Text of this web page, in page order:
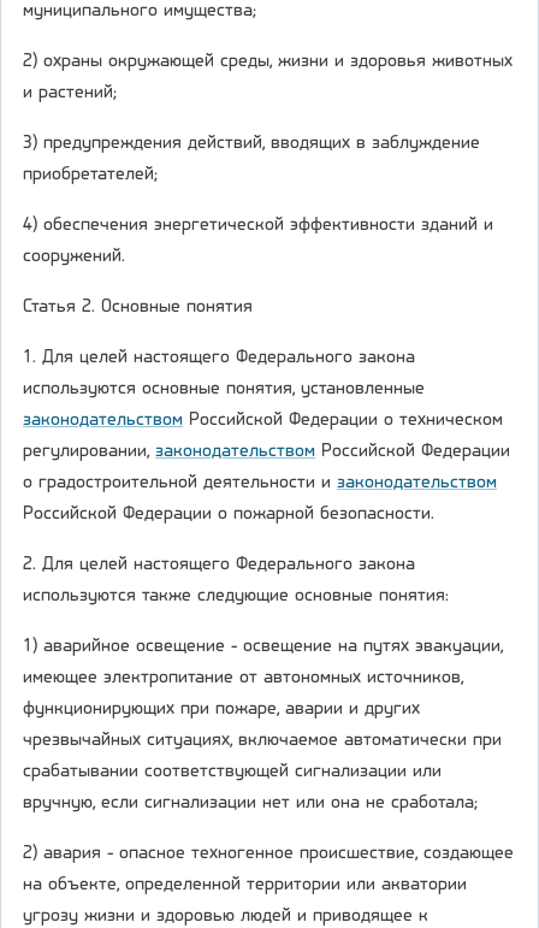
муниципального имущества;
2) охраны окружающей среды, жизни и здоровья животных
и растений;
3) предупреждения действий, вводящих в заблуждение
приобретателей;
4) обеспечения энергетической эффективности зданий и
сооружений.
Статья 2. Основные понятия
1. Для целей настоящего Федерального закона
используются основные понятия, установленные
законодательством Российской Федерации о техническом
регулировании, законодательством Российской Федерации
о градостроительной деятельности и законодательством
Российской Федерации о пожарной безопасности.
2. Для целей настоящего Федерального закона
используются также следующие основные понятия:
1) аварийное освещение - освещение на путях эвакуации,
имеющее электропитание от автономных источников,
функционирующих при пожаре, аварии и других
чрезвычайных ситуациях, включаемое автоматически при
срабатывании соответствующей сигнализации или
вручную, если сигнализации нет или она не сработала;
2) авария - опасное техногенное происшествие, создающее
на объекте, определенной территории или акватории
угрозу жизни и здоровью людей и приводящее к